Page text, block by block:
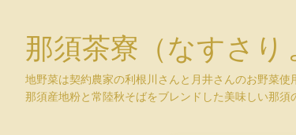
那須茶寮（なすさ
地野菜は契約農家の利根川さんと月井さんのお野菜使
那須産地粉と常陸秋そばをブレンドした美味しい那須